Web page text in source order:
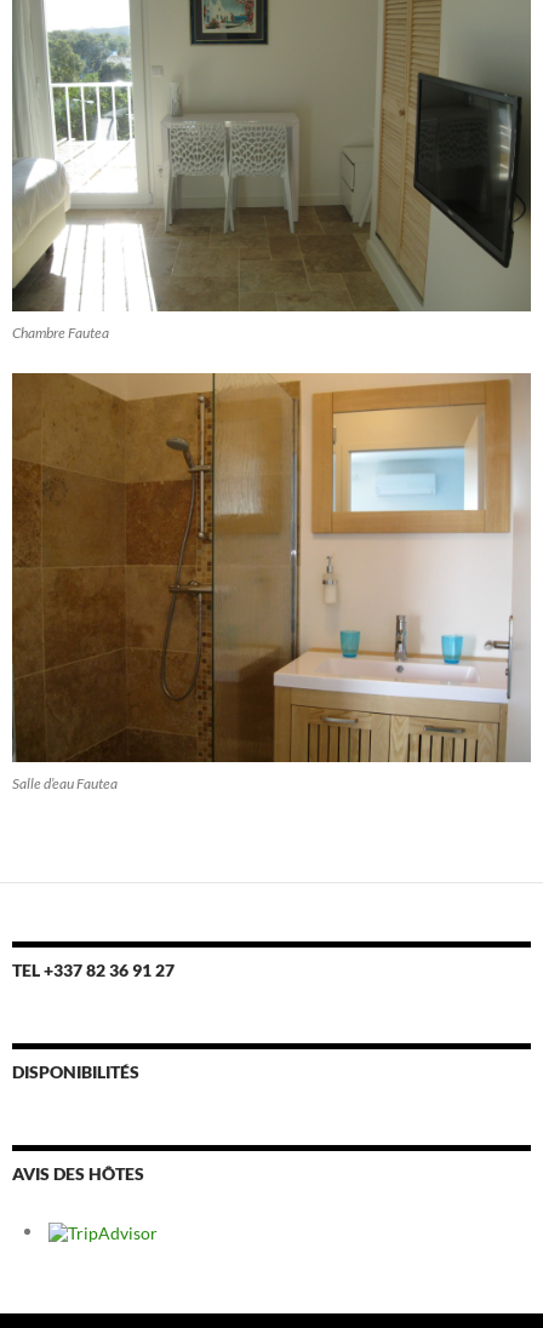
Chambre Fautea
Salle d’eau Fautea
TEL +337 82 36 91 27
DISPONIBILITÉS
AVIS DES HÔTES